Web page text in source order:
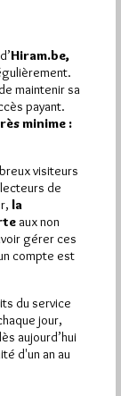
port du
Lu 139 fois
fera sans
de…
21 commentaires
d’informations
Hiram.be,
maintenir sa
payant.
minime :
visiteurs
de
la
aux non
gérer ces
compte est
du service
jour,
aujourd’hui
d'un an au